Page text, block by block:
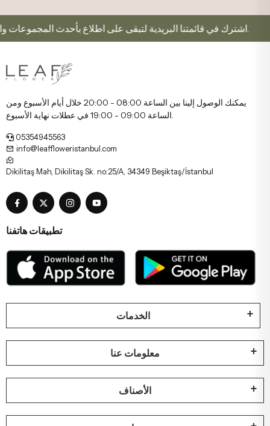
اشترك في قائمتنا البريدية لتبقى على اطلاع بأحدث المجموعات والعروض.
يمكنك الوصول إلينا بين الساعة 08:00 - 20:00 خلال أيام الأسبوع ومن
الساعة 09:00 - 19:00 في عطلات نهاية الأسبوع.
05354945563
info@leaffloweristanbul.com
Dikilitaş Mah, Dikilitaş Sk. no:25/A, 34349 Beşiktaş/İstanbul
تطبيقات هاتفنا
الخدمات
معلومات عنا
الأصناف